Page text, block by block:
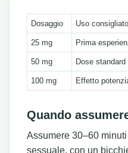
Dosaggio Uso consigliato
25 mg Prima
50 mg Dose
100 mg Effetto
Quando
Assumere 30–60
sessuale, con un